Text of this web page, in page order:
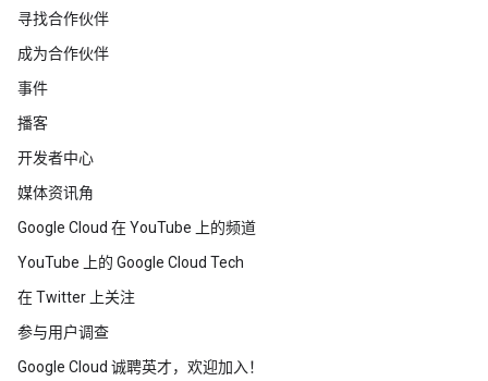
寻找合作伙伴
成为合作伙伴
事件
播客
开发者中心
媒体资讯角
Google Cloud 在 YouTube 上的频道
YouTube 上的 Google Cloud Tech
在 Twitter 上关注
参与用户调查
Google Cloud 诚聘英才，欢迎加入！